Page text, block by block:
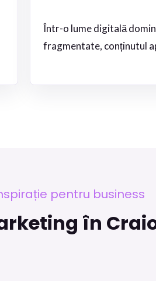
Într-o lume digitală
fragmentate, conținutul
pentru business
în